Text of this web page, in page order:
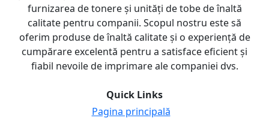
furnizarea de tonere și unități de tobe de înaltă
calitate pentru companii. Scopul nostru este să
oferim produse de înaltă calitate și o experiență de
cumpărare excelentă pentru a satisface eficient și
fiabil nevoile de imprimare ale companiei dvs.
Quick Links
Pagina principală